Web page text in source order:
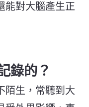
能對大腦產生正
錄的？
陌生，常聽到大